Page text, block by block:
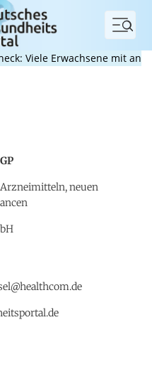
Menü
Viele Erwachsene mit
neuen